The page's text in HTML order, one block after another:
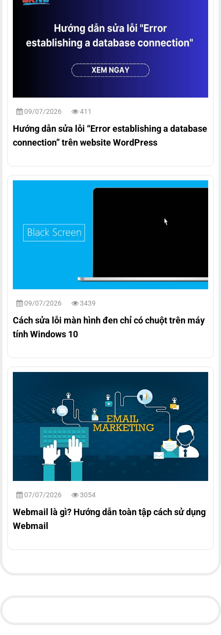
09/07/2026 411
Hướng dẫn sửa lỗi “Error establishing a database
connection” trên website WordPress
09/07/2026 3439
Cách sửa lỗi màn hình đen chỉ có chuột trên máy
tính Windows 10
07/07/2026 3054
Webmail là gì? Hướng dẫn toàn tập cách sử dụng
Webmail